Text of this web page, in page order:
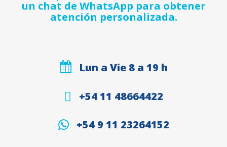
un chat de WhatsApp para obtener
atención personalizada.
Lun a Vie 8 a 19 h
+54 11 48664422
+54 9 11 23264152